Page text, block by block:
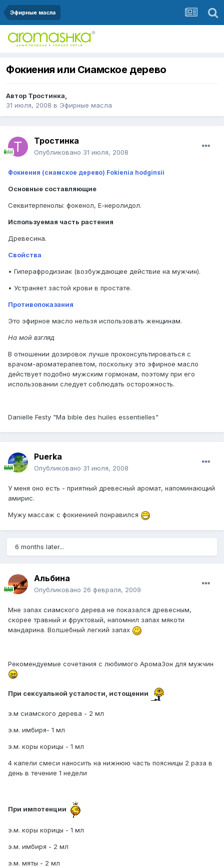
Эфирные масла
Фокиения или Сиамское дерево
Автор Тростинка,
31 июля, 2008 в Эфирные масла
Тростинка
Опубликовано 31 июля, 2008
Фокиения (сиамское дерево) Fokienia hodginsii
Основные составляющие
Секвитерпенолы: фокенол, Е-неролидол.
Используемая часть растения
Древесина.
Свойства
• Гиперафродизиак (возбуждающее действие на мужчин).
• Устраняет застой крови в простате.
Противопоказания
Это эфирное масло нельзя использовать женщинам.
На мой взгляд
В отношении дозировок лучше проконсультироваться с
врачом-ароматерапевтом, поскольку это эфирное масло
действует подобно мужским гормонам, поэтому при его
использовании следует соблюдать осторожность.
Danielle Festy "Ma bible des huiles essentielles"
Puerka
Опубликовано 31 июля, 2008
У меня оно есть - приятный древесный аромат, напоминающий
амирис.
Мужу массаж с фокиенией понравился
6 months later...
Альбина
Опубликовано 26 февраля, 2009
Мне запах сиамского дерева не показался древесным,
скорее травный и фруктовый, напомнил запах мякоти
мандарина. Волшебный легкий запах
Рекомендуемые сочетания с любимого АромаЗон для мужчин
При сексуальной усталости, истощении
э.м сиамского дерева - 2 мл
э.м. имбиря- 1 мл
э.м. коры корицы - 1 мл
4 капели смеси наносить на нижнюю часть поясницы 2 раза в
день в течение 1 недели
При импотенции
э.м. коры корицы - 1 мл
э.м. имбиря - 2 мл
э.м. мяты - 2 мл